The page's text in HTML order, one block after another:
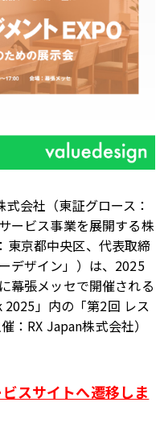
会社（東証グロース：
ービス事業を展開する株
東京都中央区、代表取締
ザイン」）は、 2025
幕張メッセで開催される
2025 」内の「第2回 レス
： RX Japan株式会社）
スサイトへ遷移しま